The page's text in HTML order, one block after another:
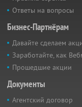
Ответы на вопросы
Бизнес-Партнёрам
Давайте сделаем
Заработайте, как
Прошедшие акции
Документы
Агентский договор